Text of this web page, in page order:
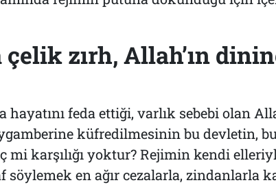
zırh, Allah’ın
feda ettiği, varlık sebebi olan
küfredilmesinin bu devletin,
karşılığı yoktur? Rejimin kendi
en ağır cezalarla, zindanlarla